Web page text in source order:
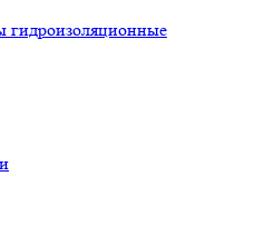
гидроизоляционные